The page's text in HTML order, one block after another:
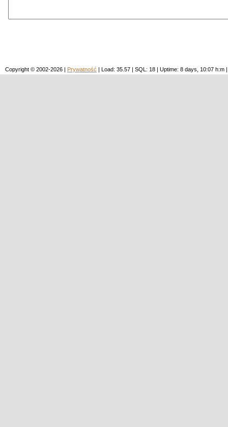
Copyright © 2002-2026 | Prywatność | Load: 35.57 | SQL: 18 | Uptime: 8 days, 10:07